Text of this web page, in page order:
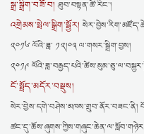
སྒྲ་སྒྲིག་བཟོ་བ།ཐུབ་བསྟན་ཚེ་རིང་།
འགྲེམས་སྤེལ་སྒྲིག་སྦྱོར།
༢༠༡༦ ལོའི་ཟླ་ ༡༢།༠༣ ལ་གསར་སྒྲིག་བྱས།
༢༠༡༩
ངོ་སྤྲོད་མདོར་བསྡུས།
སེར་བྱེས་དགེ་བཤེས་མཁས་གྲུབ་ནོར་བཟང་ནི།